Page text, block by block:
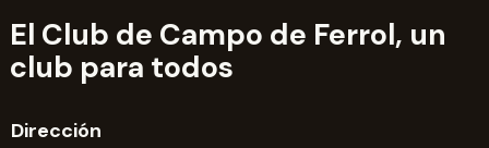
El Club de Campo de Ferrol, un
club para todos
Dirección